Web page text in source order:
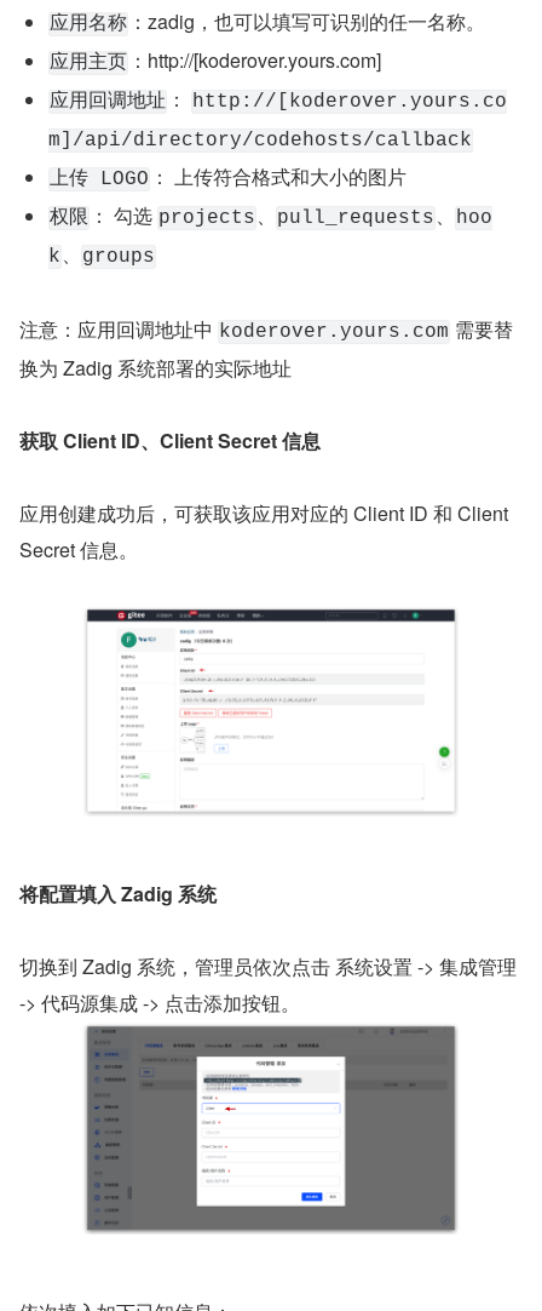
应用名称 ：zadig，也可以填写可识别的任一名称。
应用主页 ：http://[koderover.yours.com]
应用回调地址 ：
http://[koderover.yours.co
m]/api/directory/codehosts/callback
上传 LOGO ： 上传符合格式和大小的图片
权限 ： 勾选 projects 、 pull_requests 、
hoo
k 、 groups
注意：应用回调地址中 koderover.yours.com 需要替
换为 Zadig 系统部署的实际地址
获取 Client ID、Client Secret 信息
应用创建成功后，可获取该应用对应的 Client ID 和 Client
Secret 信息。
将配置填入 Zadig 系统
切换到 Zadig 系统，管理员依次点击 系统设置 -> 集成管理
-> 代码源集成 -> 点击添加按钮。